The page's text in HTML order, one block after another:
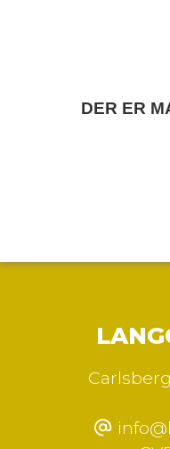
DER ER